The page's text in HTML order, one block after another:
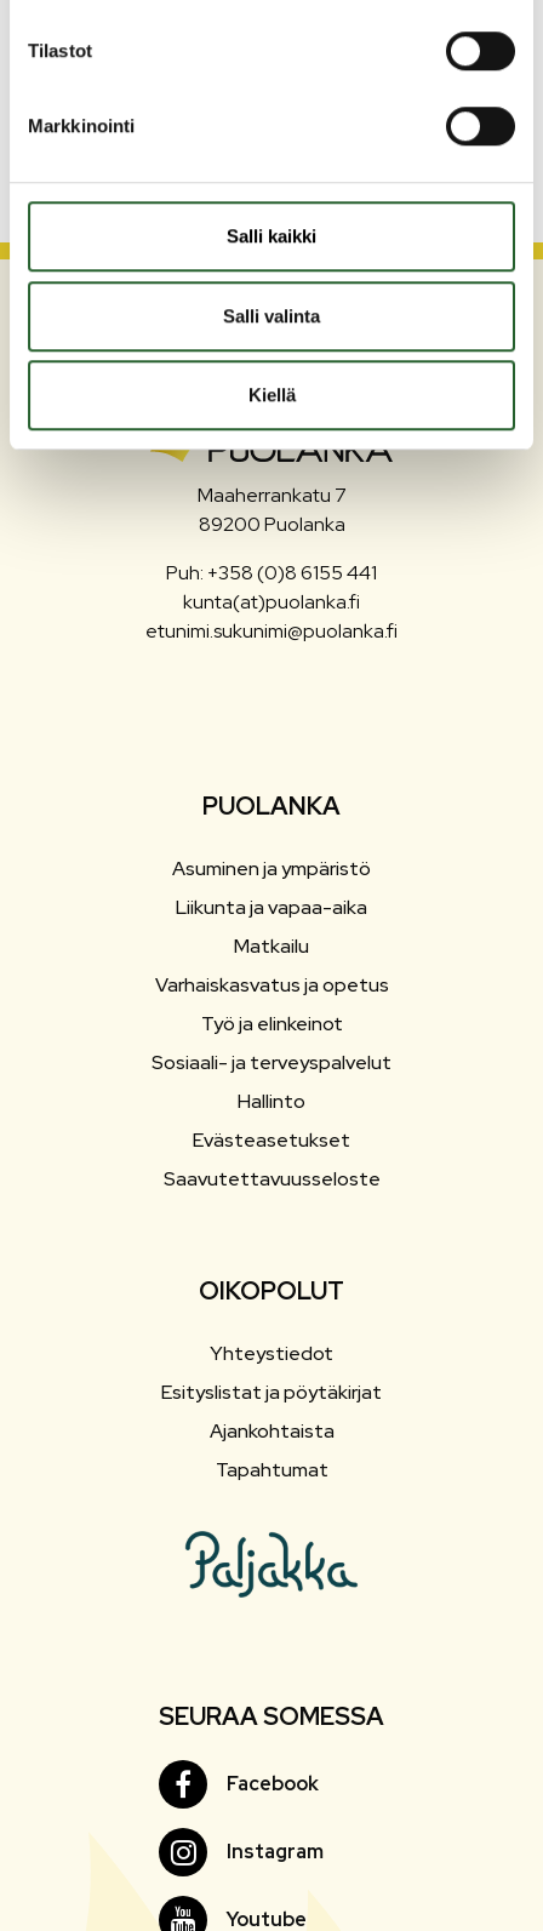
Tilastot
Markkinointi
Salli kaikki
Salli valinta
Kiellä
29.7.2026
Maaherrankatu 7
89200 Puolanka
Puh: +358 (0)8 6155 441
kunta(at)puolanka.fi
etunimi.sukunimi@puolanka.fi
PUOLANKA
Asuminen ja ympäristö
Liikunta ja vapaa-aika
Matkailu
Varhaiskasvatus ja opetus
Työ ja elinkeinot
Sosiaali- ja terveyspalvelut
Hallinto
Evästeasetukset
Saavutettavuusseloste
OIKOPOLUT
Yhteystiedot
Esityslistat ja pöytäkirjat
Ajankohtaista
Tapahtumat
SEURAA SOMESSA
FacebookFacebook
InstagramInstagram
Youtube